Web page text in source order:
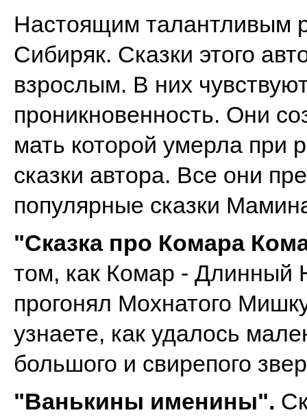
Настоящим талантливым
Сибиряк. Сказки этого
взрослым. В них
проникновенность. Они
мать которой умерла при
сказки автора. Все они
популярные сказки
"Сказка про Комара
том, как Комар - Длинный
прогонял Мохнатого
узнаете, как удалось
большого и свирепого
"Ванькины именины".